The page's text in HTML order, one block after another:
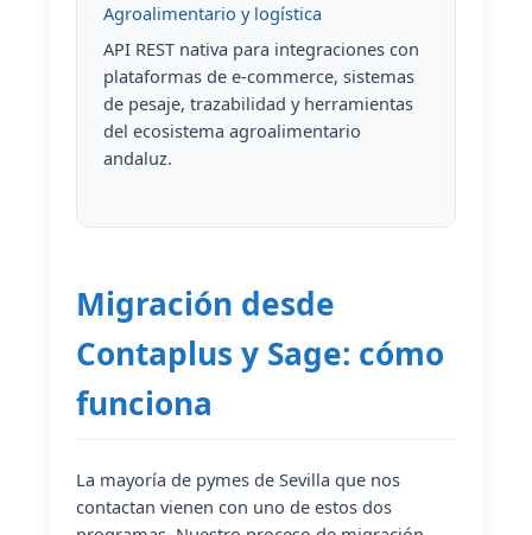
Agroalimentario y logística
API REST nativa para integraciones con
plataformas de e-commerce, sistemas
de pesaje, trazabilidad y herramientas
del ecosistema agroalimentario
andaluz.
Migración desde
Contaplus y Sage: cómo
funciona
La mayoría de pymes de Sevilla que nos
contactan vienen con uno de estos dos